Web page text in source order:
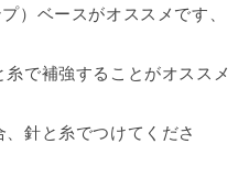
）ベースがオススメです、
で補強することがオススメ
針と糸でつけてくださ